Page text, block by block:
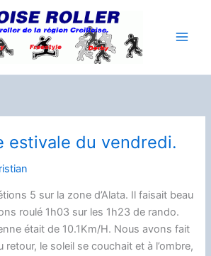
estivale du vendredi.
5 sur la zone d’Alata. Il faisait beau
roulé 1h03 sur les 1h23 de rando.
était de 10.1Km/H. Nous avons fait
retour, le soleil se couchait et à l’ombre,